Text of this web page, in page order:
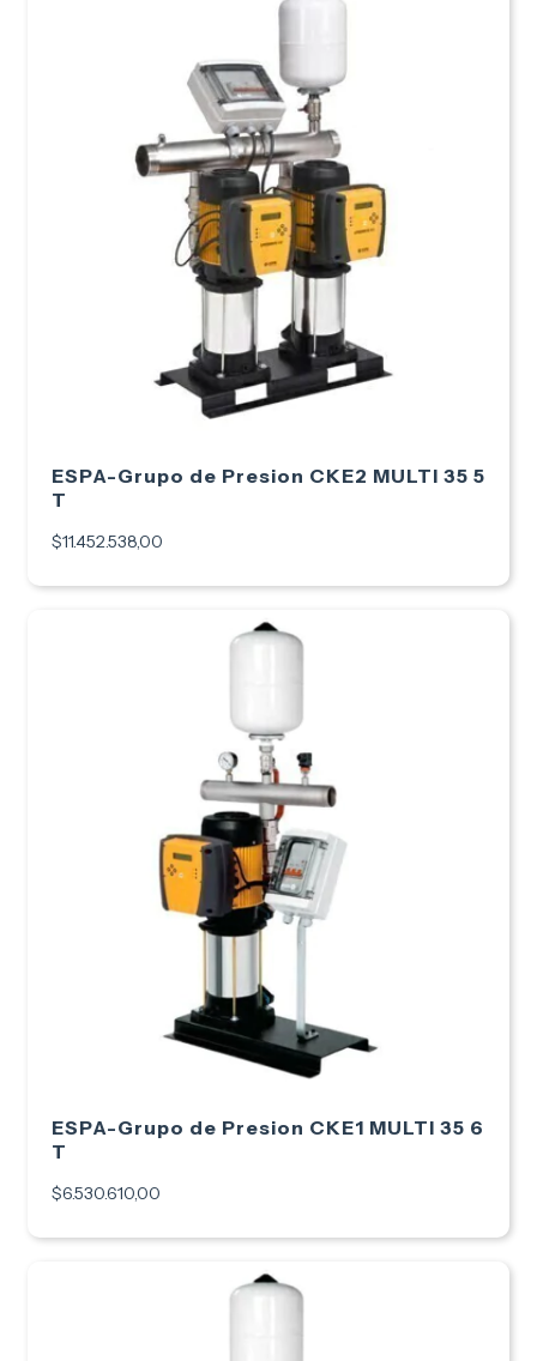
ESPA-Grupo de Presion CKE2 MULTI 35 5
T
$11.452.538,00
ESPA-Grupo de Presion CKE1 MULTI 35 6
T
$6.530.610,00